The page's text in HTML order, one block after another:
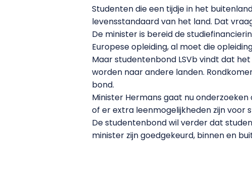
Studenten die een tijdje in het
levensstandaard van het land. Dat
De minister is bereid de
Europese opleiding, al moet die
Maar studentenbond LSVb vindt dat
worden naar andere landen.
bond.
Minister Hermans gaat nu
of er extra leenmogelijkheden zijn voor
De studentenbond wil verder dat
minister zijn goedgekeurd, binnen en